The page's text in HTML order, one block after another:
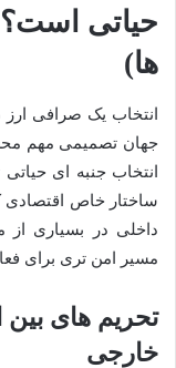
حیاتی
ها)
انتخاب یک صرافی ارز
جهان تصمیمی مهم
انتخاب جنبه ای
ساختار خاص
داخلی در بسیاری از
مسیر امن تری برای
تحریم های
خارجی